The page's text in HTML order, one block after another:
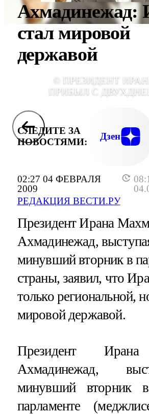
02:27 04 ФЕВРАЛЯ
2009
РЕДАКЦИЯ ВЕСТИ.РУ
Ахмадинежад:
стал мировой
державой
© ПРЕЗИДЕНТ
ПРИБЫЛ С
СЛЕДИТЕ ЗА
НОВОСТЯМИ:
Дзен
Президент Ирана
Ахмадинежад,
минувший вторник в
страны, заявил, что
только региональной,
мировой державой.
Президент
Ахмадинежад,
минувший вторник
парламенте